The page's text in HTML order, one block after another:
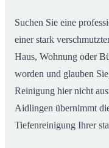
Suchen Sie eine
einer stark
Haus, Wohnung oder
worden und glauben
Reinigung hier nicht
Aidlingen übernimmt
Tiefenreinigung Ihrer